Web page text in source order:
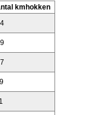
kmhokken